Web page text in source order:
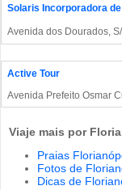
Solaris Incorporadora
Avenida dos Dourados,
Active Tour
Avenida Prefeito Osmar
Viaje mais por
Praias
Fotos de
Dicas de